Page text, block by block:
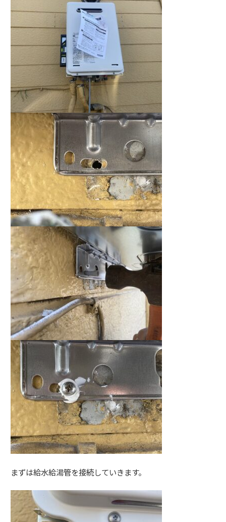
まずは給水給湯管を接続していきます。